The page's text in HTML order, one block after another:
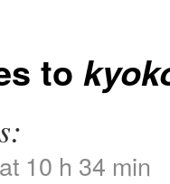
to
10 h 34 min